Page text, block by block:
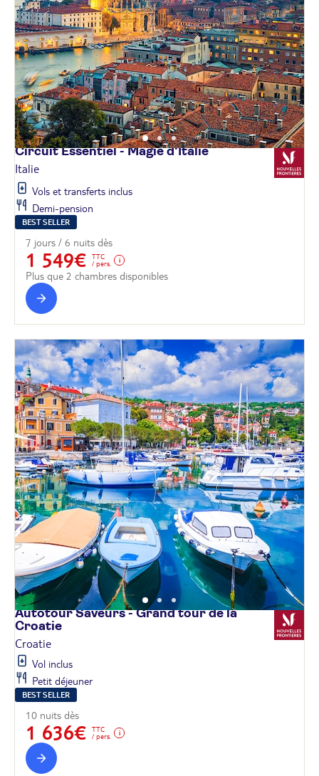
Circuit Essentiel - Magied'Italie
Italie
Vols et transferts inclus
Demi-pension
BEST SELLER
7 jours / 6 nuits dès
1 549€
TTC
/ pers.
Plus que 2 chambres disponibles
Autotour Saveurs - Grand tour de la
Croatie
Croatie
Vol inclus
Petit déjeuner
BEST SELLER
10 nuits dès
1 636€
TTC
/ pers.